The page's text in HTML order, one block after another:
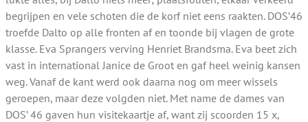
begrijpen en vele schoten die de korf niet eens raakten. DOS’46
troefde Dalto op alle fronten af en toonde bij vlagen de grote
klasse. Eva Sprangers verving Henriet Brandsma. Eva beet zich
vast in international Janice de Groot en gaf heel weinig kansen
weg. Vanaf de kant werd ook daarna nog om meer wissels
geroepen, maar deze volgden niet. Met name de dames van
DOS’ 46 gaven hun visitekaartje af, want zij scoorden 15 x,